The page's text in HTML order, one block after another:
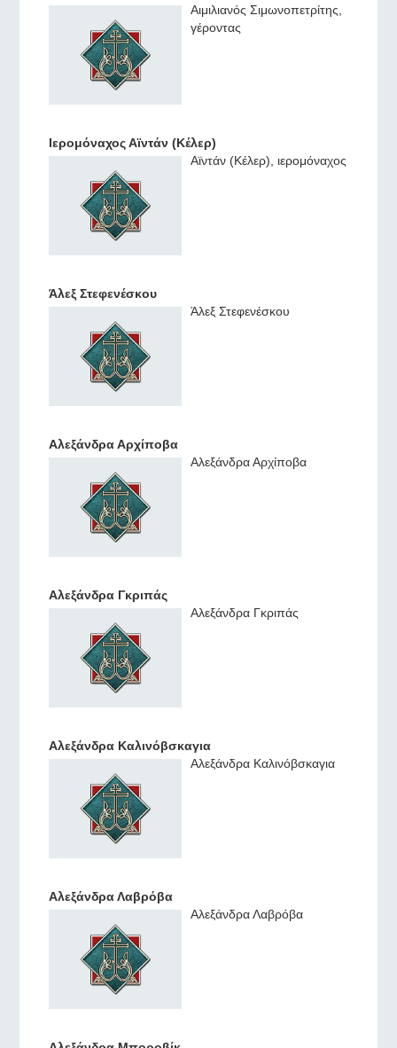
Αιμιλιανός Σιμωνοπετρίτης,
γέροντας
Ιερομόναχος Αϊντάν (Κέλερ)
Αϊντάν (Κέλερ), ιερομόναχος
Άλεξ Στεφενέσκου
Άλεξ Στεφενέσκου
Αλεξάνδρα Αρχίποβα
Αλεξάνδρα Αρχίποβα
Αλεξάνδρα Γκριπάς
Αλεξάνδρα Γκριπάς
Αλεξάνδρα Καλινόβσκαγια
Αλεξάνδρα Καλινόβσκαγια
Αλεξάνδρα Λαβρόβα
Αλεξάνδρα Λαβρόβα